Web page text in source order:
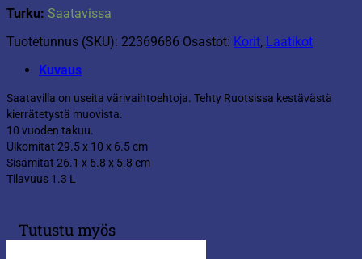
Turku: Saatavissa
Tuotetunnus (SKU): 22369686 Osastot: Korit, Laatikot
Kuvaus
Saatavilla on useita värivaihtoehtoja. Tehty Ruotsissa kestävästä
kierrätetystä muovista.
10 vuoden takuu.
Ulkomitat 29.5 x 10 x 6.5 cm
Sisämitat 26.1 x 6.8 x 5.8 cm
Tilavuus 1.3 L
Tutustu myös